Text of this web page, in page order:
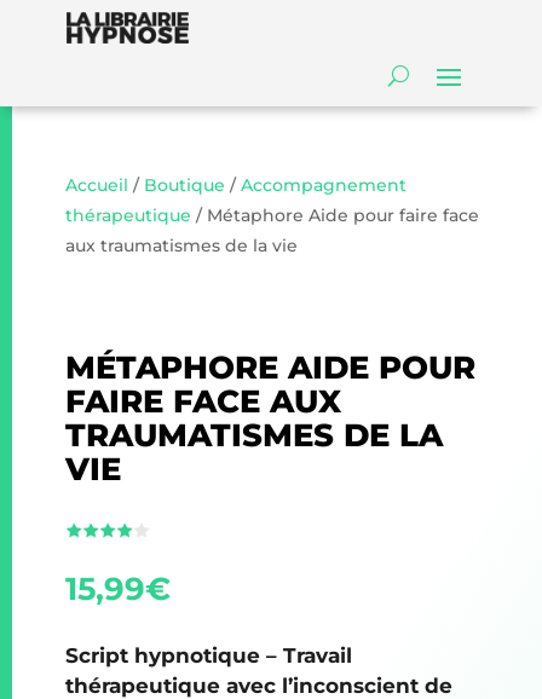
Accueil / Boutique /Accompagnement
thérapeutique / Métaphore Aide pour faire face
aux traumatismes de la vie
MÉTAPHORE AIDE POUR
FAIRE FACE AUX
TRAUMATISMES DE LA
VIE
15,99€
Script hypnotique – Travail
thérapeutique avec l’inconscient de